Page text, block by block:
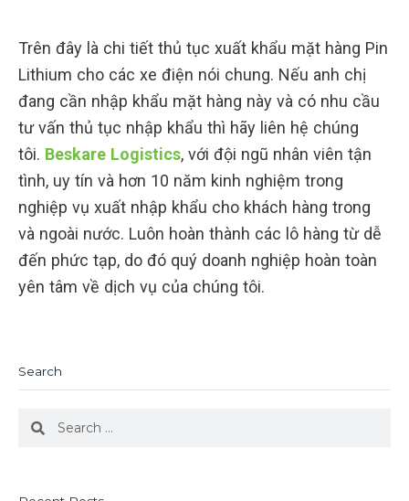
Trên đây là chi tiết thủ tục xuất khẩu mặt hàng Pin
Lithium cho các xe điện nói chung. Nếu anh chị
đang cần nhập khẩu mặt hàng này và có nhu cầu
tư vấn thủ tục nhập khẩu thì hãy liên hệ chúng
tôi. Beskare Logistics, với đội ngũ nhân viên tận
tình, uy tín và hơn 10 năm kinh nghiệm trong
nghiệp vụ xuất nhập khẩu cho khách hàng trong
và ngoài nước. Luôn hoàn thành các lô hàng từ dễ
đến phức tạp, do đó quý doanh nghiệp hoàn toàn
yên tâm về dịch vụ của chúng tôi.
Search
SearchSearch